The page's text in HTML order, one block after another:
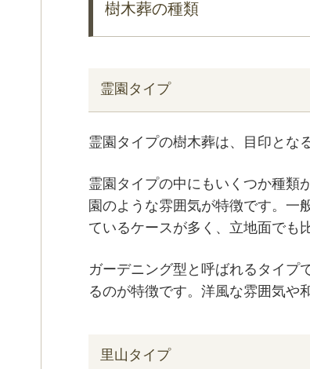
樹木葬の種類
霊園タイプ
霊園タイプの樹木葬は、目印とな
霊園タイプの中にもいくつか種類
園のような雰囲気が特徴です。一
ているケースが多く、立地面でも
ガーデニング型と呼ばれるタイプ
るのが特徴です。洋風な雰囲気や
里山タイプ